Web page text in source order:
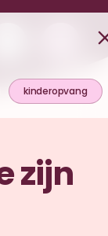
zijn
kinderopvang